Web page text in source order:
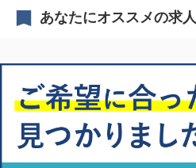
あなたにオススメの求人